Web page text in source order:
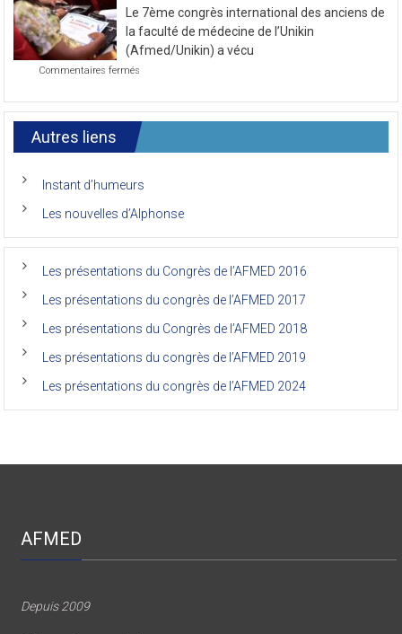
2021
première
journée
7ème
l’AFMED
Le 7ème congrès international des anciens de
la faculté de médecine de l’Unikin
(Afmed/Unikin) a vécu
Commentaires fermés
congrès
international
anciens
la
de
de
(Afmed/Unikin)
vécu
Autres liens
Instant d’humeurs
Les nouvelles d’Alphonse
Les présentations du Congrès de l’AFMED 2016
Les présentations du congrès de l’AFMED 2017
Les présentations du Congrès de l’AFMED 2018
Les présentations du congrès de l’AFMED 2019
Les présentations du congrès de l’AFMED 2024
AFMED
Depuis 2009